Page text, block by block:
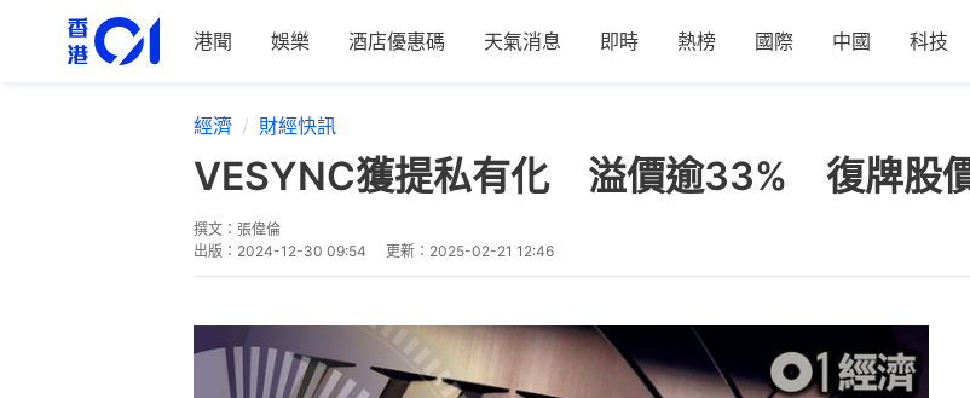
港聞 娛樂 酒店優惠碼 天氣消息 即時 熱榜 國際 中國 科技
經濟 財經快訊
VESYNC獲提私有化 溢價逾33% 復牌股
撰文： 張偉倫
出版： 2024-12-30 09:54 更新： 2025-02-21 12:46